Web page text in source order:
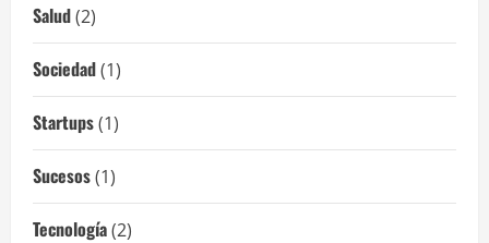
Salud(2)
Sociedad(1)
Startups(1)
Sucesos(1)
Tecnología(2)